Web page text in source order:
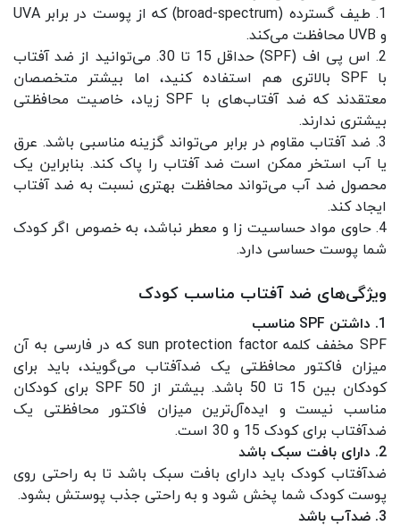
1. طیف گسترده (broad-spectrum) که از پوست در برابر UVA
و UVB محافظت می‌کند.
2. اس پی اف (SPF) حداقل 15 تا 30. می‌توانید از ضد آفتاب
با SPF بالاتری هم استفاده کنید، اما بیشتر متخصصان
معتقدند که ضد آفتاب‌های با SPF زیاد، خاصیت محافظتی
بیشتری ندارند.
3. ضد آفتاب مقاوم در برابر می‌تواند گزینه مناسبی باشد. عرق
یا آب استخر ممکن است ضد آفتاب را پاک کند. بنابراین یک
محصول ضد آب می‌تواند محافظت بهتری نسبت به ضد آفتاب
ایجاد کند.
4. حاوی مواد حساسیت زا و معطر نباشد، به خصوص اگر کودک
شما پوست حساسی دارد.
ویژگی‌های ضد آفتاب مناسب کودک
1. داشتن SPF مناسب
SPF مخفف کلمه sun protection factor که در فارسی به آن
میزان فاکتور محافظتی یک ضدآفتاب می‌گویند، باید برای
کودکان بین 15 تا 50 باشد. بیشتر از SPF 50 برای کودکان
مناسب نیست و ایده‌آل‌ترین میزان فاکتور محافظتی یک
ضدآفتاب برای کودک 15 و 30 است.
2. دارای بافت سبک باشد
ضدآفتاب کودک باید دارای بافت سبک باشد تا به راحتی روی
پوست کودک شما پخش شود و به راحتی جذب پوستش بشود.
3. ضدآب باشد